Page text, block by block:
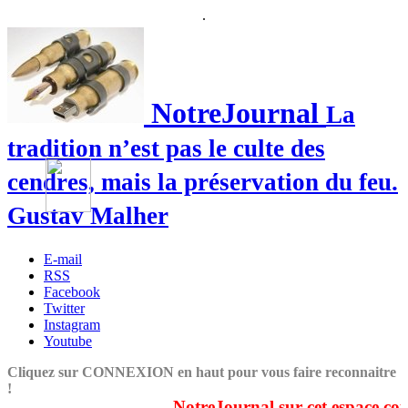
.
NotreJournal La
tradition n’est pas le culte des
cendres, mais la préservation du feu.
Gustav Malher
E-mail
RSS
Facebook
Twitter
Instagram
Youtube
Cliquez sur CONNEXION en haut pour vous faire reconnaitre
!